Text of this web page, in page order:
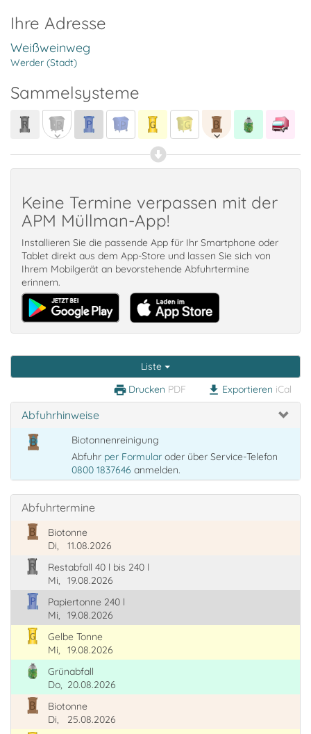
Ihre Adresse
Weißweinweg
Werder (Stadt)
Sammelsysteme
Keine Termine verpassen mit der
APM Müllman-App!
Installieren Sie die passende App für Ihr Smartphone oder
Tablet direkt aus dem App-Store und lassen Sie sich von
Ihrem Mobilgerät an bevorstehende Abfuhrtermine
erinnern.
Liste
print Drucken PDF download Exportieren iCal
Abfuhrhinweise
Biotonnenreinigung
Abfuhr per Formular oder über Service-Telefon
0800 1837646 anmelden.
Abfuhrtermine
Biotonne
Di,
11.08.2026
Restabfall 40 l bis 240 l
Mi,
19.08.2026
Papiertonne 240 l
Mi,
19.08.2026
Gelbe Tonne
Mi,
19.08.2026
Grünabfall
Do, 20.08.2026
Biotonne
Di,
25.08.2026